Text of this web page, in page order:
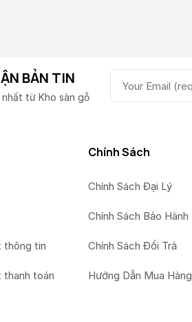
BẢN TIN
từ Kho sàn gỗ
thông tin
thanh toán
Chính Sách
Chính Sách Đại Lý
Chính Sách Bảo Hành
Chính Sách Đổi Trả
Hướng Dẫn Mua Hàng